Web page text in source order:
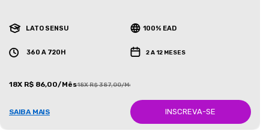
LATO SENSU 100% EAD
360 A 720H 2 A 12 MESES
18X R$ 86,00/Mês18X R$ 387,00/Mês
SAIBA MAIS INSCREVA-SE